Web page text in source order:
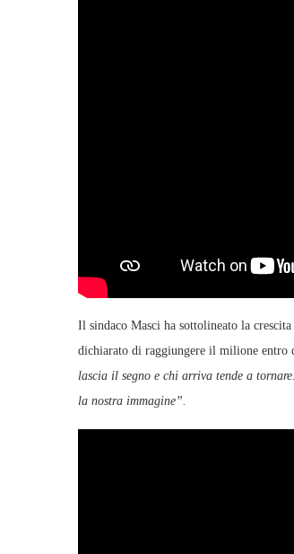
Il sindaco Masci ha sottolineato la
dichiarato di raggiungere il milione entro
lascia il segno e chi arriva tende a
la nostra immagine”.